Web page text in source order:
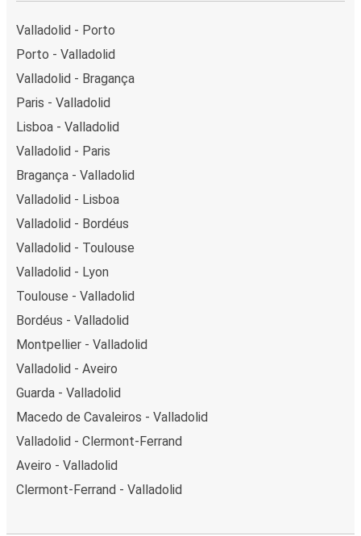
Valladolid - Porto
Porto - Valladolid
Valladolid - Bragança
Paris - Valladolid
Lisboa - Valladolid
Valladolid - Paris
Bragança - Valladolid
Valladolid - Lisboa
Valladolid - Bordéus
Valladolid - Toulouse
Valladolid - Lyon
Toulouse - Valladolid
Bordéus - Valladolid
Montpellier - Valladolid
Valladolid - Aveiro
Guarda - Valladolid
Macedo de Cavaleiros - Valladolid
Valladolid - Clermont-Ferrand
Aveiro - Valladolid
Clermont-Ferrand - Valladolid